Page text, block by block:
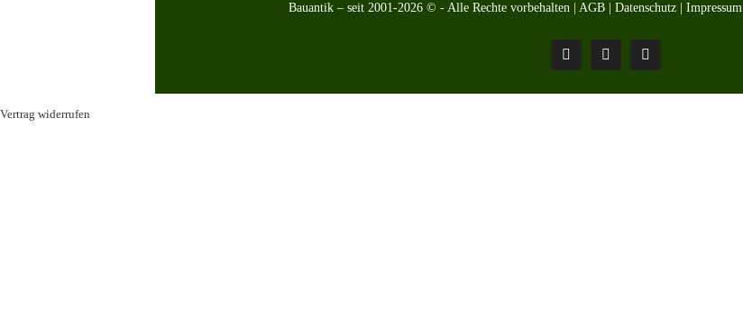
Bauantik – seit 2001-2026 © - Alle Rechte vorbehalten | AGB Datenschutz Impressum
PinterestFacebookInstagram
Vertrag widerrufen